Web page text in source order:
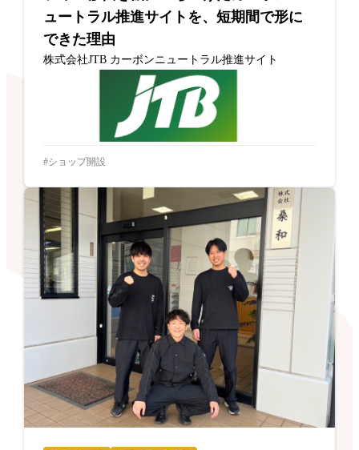
ュートラル推進サイトを、短期間で形に
できた理由
株式会社JTB カーボンニュートラル推進サイト
ショップ開設